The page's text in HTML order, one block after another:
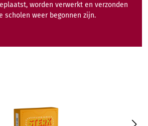
worden verwerkt en verzonden
scholen weer begonnen zijn.